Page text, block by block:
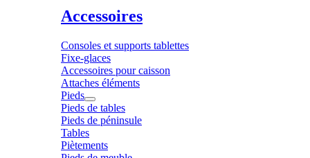
Accessoires
Consoles et supports tablettes
Fixe-glaces
Accessoires pour caisson
Attaches éléments
Pieds
Pieds de tables
Pieds de péninsule
Tables
Piètements